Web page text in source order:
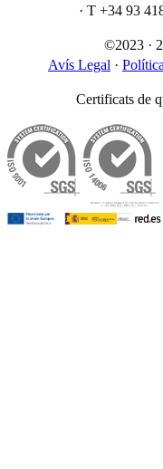
· T +34 93
©2023 ·
Avís Legal ·
Certificats de